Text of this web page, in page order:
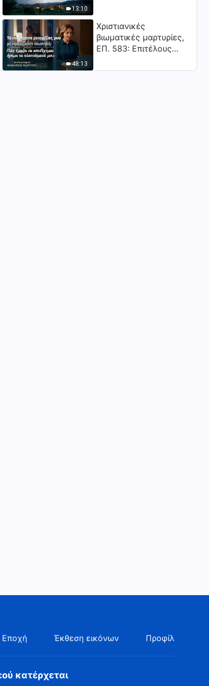
13:10
48:13
Χριστιανικές
βιωματικές μαρτυρίες,
ΕΠ. 583: Επιτέλους
κατωτερότητας
Έκθεση εικόνων Προφίλ
κατέρχεται